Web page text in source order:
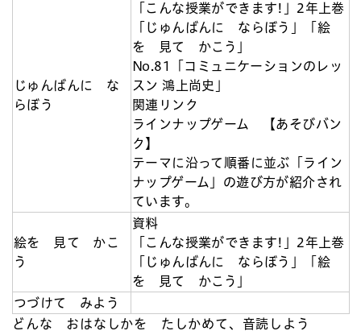
じゅんばんに な
らぼう
「こんな授業ができます!」2年上巻
「じゅんばんに ならぼう」「絵
を 見て かこう」
No.81「コミュニケーションのレッ
スン 鴻上尚史」
関連リンク
ラインナップゲーム 【あそびバン
ク】
テーマに沿って順番に並ぶ「ライン
ナップゲーム」の遊び方が紹介され
ています。
絵を ⾒て かこ
う
資料
「こんな授業ができます!」2年上巻
「じゅんばんに ならぼう」「絵
を 見て かこう」
つづけて みよう
どんな おはなしかを たしかめて、音読しよう